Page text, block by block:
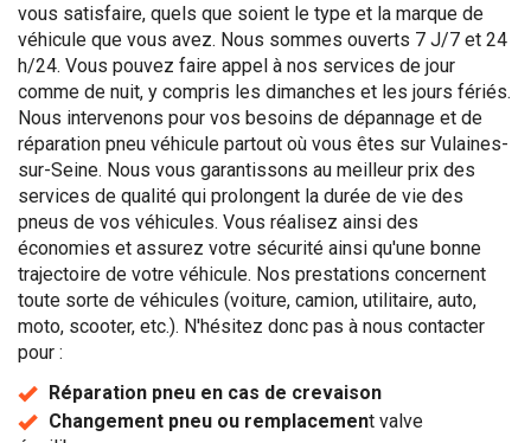
vous satisfaire, quels que soient le type et la marque de
véhicule que vous avez. Nous sommes ouverts 7 J/7 et 24
h/24. Vous pouvez faire appel à nos services de jour
comme de nuit, y compris les dimanches et les jours fériés.
Nous intervenons pour vos besoins de dépannage et de
réparation pneu véhicule partout où vous êtes sur Vulaines-
sur-Seine. Nous vous garantissons au meilleur prix des
services de qualité qui prolongent la durée de vie des
pneus de vos véhicules. Vous réalisez ainsi des
économies et assurez votre sécurité ainsi qu'une bonne
trajectoire de votre véhicule. Nos prestations concernent
toute sorte de véhicules (voiture, camion, utilitaire, auto,
moto, scooter, etc.). N'hésitez donc pas à nous contacter
pour :
Réparation pneu en cas de crevaison
Changement pneu ou remplacement valve